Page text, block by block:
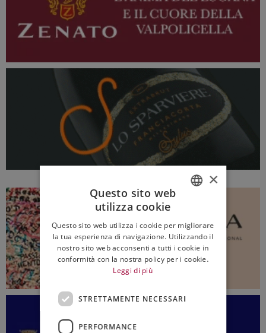
ENGLISH
×
Questo sito web
utilizza cookie
Questo sito web utilizza i cookie per migliorare
la tua esperienza di navigazione. Utilizzando il
nostro sito web acconsenti a tutti i cookie in
conformità con la nostra policy per i cookie.
Leggi di più
STRETTAMENTE NECESSARI
PERFORMANCE